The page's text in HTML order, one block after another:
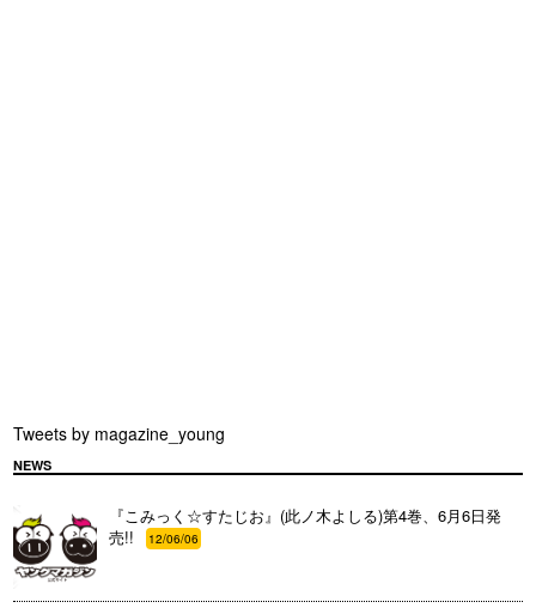
Tweets by magazine_young
NEWS
『こみっく☆すたじお』(此ノ木よしる)第4巻、6月6日発
売!!
12/06/06